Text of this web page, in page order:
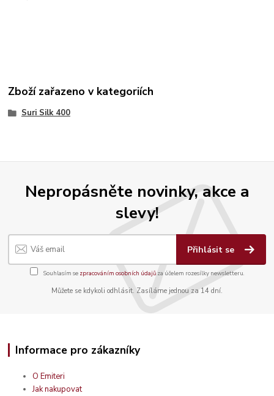
Zboží zařazeno v kategoriích
Suri Silk 400
Nepropásněte novinky, akce a
slevy!
Přihlásit se
Souhlasím se zpracováním osobních údajůza účelem rozesílky newsletteru.
Můžete se kdykoli odhlásit. Zasíláme jednou za 14 dní.
Informace pro zákazníky
O Emiteri
Jak nakupovat